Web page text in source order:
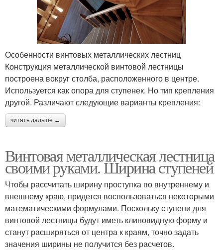
Особенности винтовых металлических лестниц
Конструкция металлической винтовой лестницы
построена вокруг столба, расположенного в центре.
Используется как опора для ступенек. Но тип крепления
другой. Различают следующие варианты крепления:
читать дальше →
Винтовая металлическая лестница
своими руками. Ширина ступеней
Чтобы рассчитать ширину проступка по внутреннему и
внешнему краю, придется воспользоваться некоторыми
математическими формулами. Поскольку ступени для
винтовой лестницы будут иметь клиновидную форму и
станут расширяться от центра к краям, точно задать
значения ширины не получится без расчетов.